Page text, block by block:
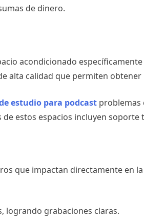
de dinero.
acondicionado
alta calidad que permiten
estudio para podcast problemas
estos espacios incluyen
que impactan directamente en
logrando grabaciones claras.